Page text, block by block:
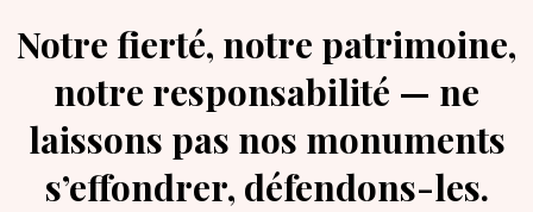
Notre fierté, notre patrimoine,
notre responsabilité — ne
laissons pas nos monuments
s’effondrer, défendons-les.